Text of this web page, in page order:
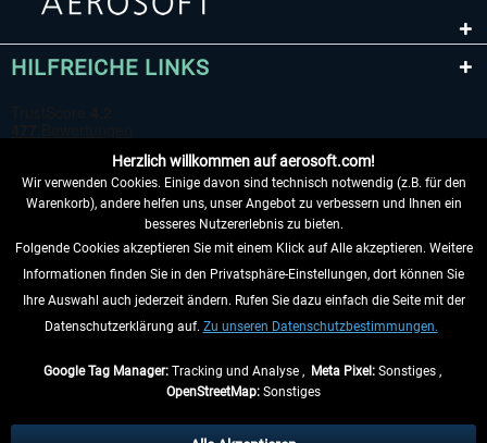
HILFREICHE LINKS
VERTRAG WIDERRUFEN
INFORMATIONEN
Herzlich willkommen auf aerosoft.com!
Wir verwenden Cookies. Einige davon sind technisch notwendig (z.B. für den
Warenkorb), andere helfen uns, unser Angebot zu verbessern und Ihnen ein
besseres Nutzererlebnis zu bieten.
Folgende Cookies akzeptieren Sie mit einem Klick auf Alle akzeptieren. Weitere
Informationen finden Sie in den Privatsphäre-Einstellungen, dort können Sie
Ihre Auswahl auch jederzeit ändern. Rufen Sie dazu einfach die Seite mit der
Datenschutzerklärung auf. Zu unseren Datenschutzbestimmungen.
Google Tag Manager:Tracking und Analyse , Meta Pixel:Sonstiges ,
OpenStreetMap: Sonstiges